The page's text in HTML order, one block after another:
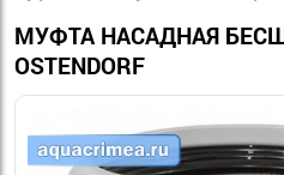
МУФТА НАСАДНАЯ
OSTENDORF